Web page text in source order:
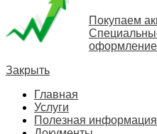
Покупаем
оформление
Закрыть
Главная
Услуги
Полезная информация